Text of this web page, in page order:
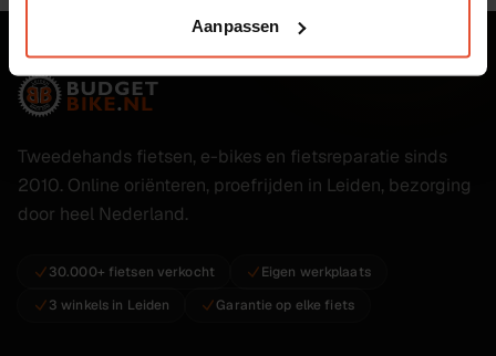
Aanpassen
Tweedehands fietsen, e-bikes en fietsreparatie sinds
2010. Online oriënteren, proefrijden in Leiden, bezorging
door heel Nederland.
30.000+ fietsen verkocht
Eigen werkplaats
3 winkels in Leiden
Garantie op elke fiets